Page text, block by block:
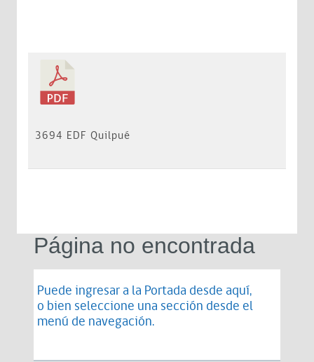
3694 EDF Quilpué
Página no encontrada
Puede ingresar a la Portada desde aquí,
o bien seleccione una sección desde el
menú de navegación.